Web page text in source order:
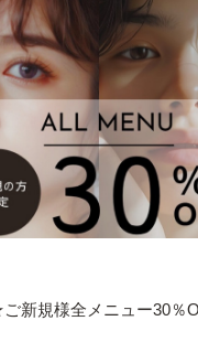
新規様全メニュー30％